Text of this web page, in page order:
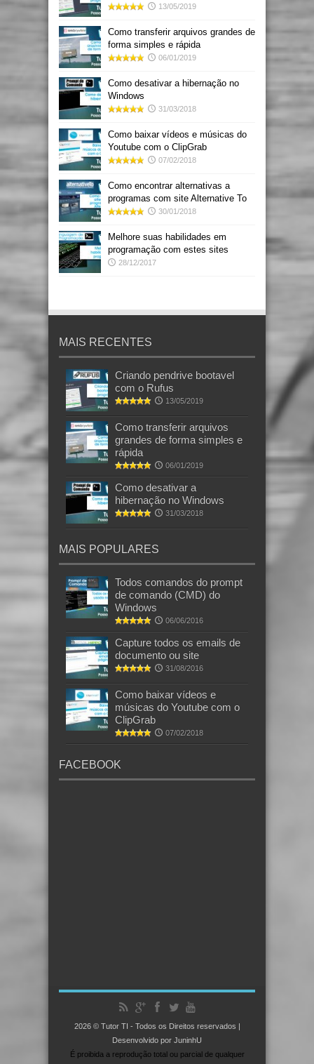
13/05/2019
Como transferir arquivos grandes de
forma simples e rápida
06/01/2019
Como desativar a hibernação no
Windows
31/03/2018
Como baixar vídeos e músicas do
Youtube com o ClipGrab
07/02/2018
Como encontrar alternativas a
programas com site Alternative To
30/01/2018
Melhore suas habilidades em
programação com estes sites
28/12/2017
MAIS RECENTES
Criando pendrive bootavel
com o Rufus
13/05/2019
Como transferir arquivos
grandes de forma simples e
rápida
06/01/2019
Como desativar a
hibernação no Windows
31/03/2018
MAIS POPULARES
Todos comandos do prompt
de comando (CMD) do
Windows
06/06/2016
Capture todos os emails de
documento ou site
31/08/2016
Como baixar vídeos e
músicas do Youtube com o
ClipGrab
07/02/2018
FACEBOOK
2026 © Tutor TI - Todos os Direitos reservados |
Desenvolvido por JuninhU
É proibida a reprodução total ou parcial de qualquer